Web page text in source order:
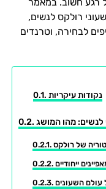
רולקס לנשים,
לבחירה, וטרנדים
נקודות עיקריות
של רולקס
ייחודיים
השעונים